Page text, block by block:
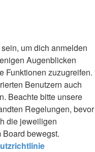
um dich anmelden
Augenblicken
Funktionen zuzugreifen.
Benutzern auch
Beachte bitte unsere
Regelungen, bevor
die jeweiligen
bewegst.